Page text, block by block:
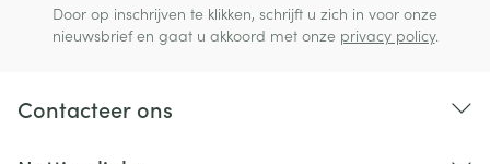
Door op inschrijven te klikken, schrijft u zich in voor onze
nieuwsbrief en gaat u akkoord met onze privacy policy.
Contacteer ons